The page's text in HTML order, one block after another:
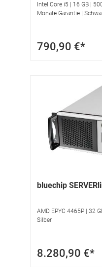
Intel Core i5 | 16 GB |
Monate Garantie |
790,90 €*
bluechip
AMD EPYC 4465P | 32
Silber
8.280,90 €*